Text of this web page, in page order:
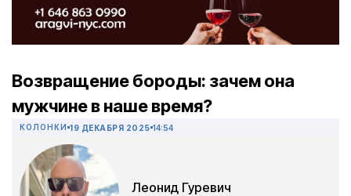
Возвращение бороды: зачем она
мужчине в наше время?
КОЛОНКИ 19 ДЕКАБРЯ 2025 14:54
Леонид Гуревич